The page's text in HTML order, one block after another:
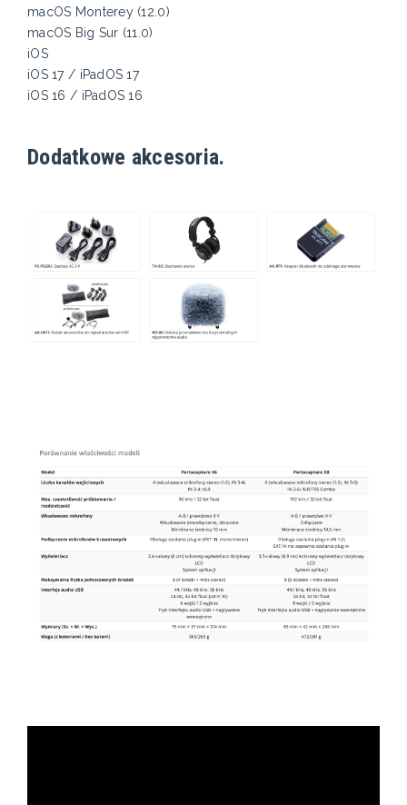
macOS Monterey (12.0)
macOS Big Sur (11.0)
iOS
iOS 17 / iPadOS 17
iOS 16 / iPadOS 16
Dodatkowe akcesoria.